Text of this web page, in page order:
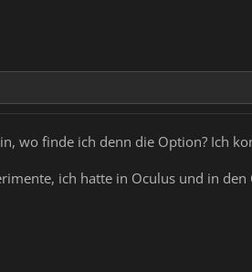
wo finde ich denn die Option? Ich
ich hatte in Oculus und in